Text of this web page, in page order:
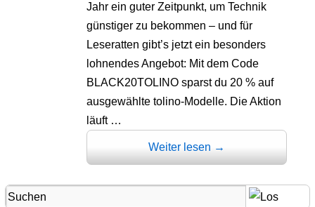
Jahr ein guter Zeitpunkt, um Technik
günstiger zu bekommen – und für
Leseratten gibt’s jetzt ein besonders
lohnendes Angebot: Mit dem Code
BLACK20TOLINO sparst du 20 % auf
ausgewählte tolino-Modelle. Die Aktion
läuft …
Weiter lesen →